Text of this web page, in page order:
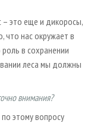
– это еще и дикоросы,
что нас окружает в
в сохранении
леса мы должны
внимания?
этому вопросу